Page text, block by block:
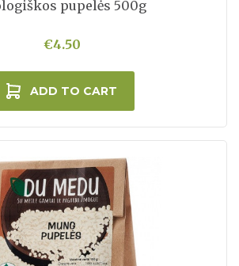
pupelės 500g
€4.50
ADD TO CART